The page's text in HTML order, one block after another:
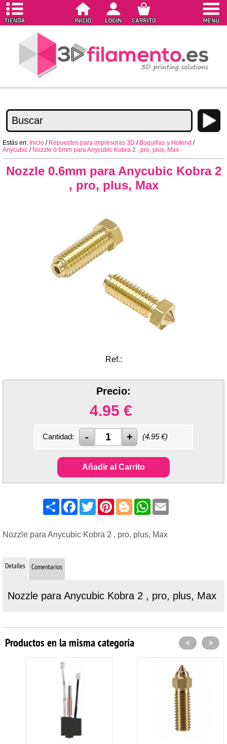
Estás en: Inicio / Repuestos para impresoras 3D / Boquillas y Hotend /
Anycubic / Nozzle 0.6mm para Anycubic Kobra 2 , pro, plus, Max
Nozzle 0.6mm para Anycubic Kobra 2
, pro, plus, Max
Ref.:
Precio:
4.95 €
Cantidad: (4.95€)
Añadir al Carrito
ShareFacebook
TwitterPinterest
BloggerWhatsApp
Nozzle para Anycubic Kobra 2 , pro, plus, Max
Detalles Comentarios
Nozzle para Anycubic Kobra 2 , pro, plus, Max
Productos en la misma categoría < >